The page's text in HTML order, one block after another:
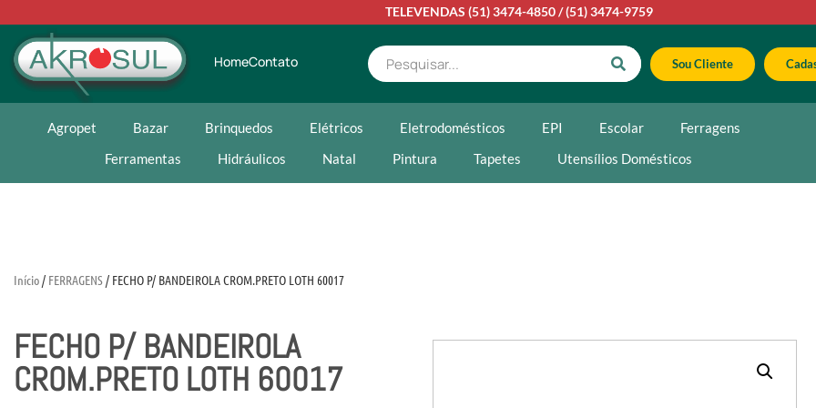
TELEVENDAS (51) 3474-4850/(51) 3474-9759
HomeContato Sou Cliente
Agropet Bazar Brinquedos Elétricos Eletrodomésticos EPI Escolar
Ferragens
Ferramentas
Hidráulicos Natal Pintura Tapetes Utensílios Domésticos
Início/ FERRAGENS/ FECHO P/ BANDEIROLA CROM.PRETO LOTH 60017
FECHO P/ BANDEIROLA
CROM.PRETO LOTH 60017